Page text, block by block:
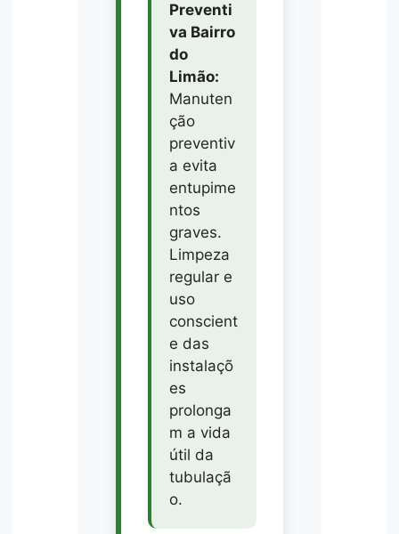
Preventi
va Bairro
do
Limão:
Manuten
ção
preventiv
a evita
entupime
ntos
graves.
Limpeza
regular e
uso
conscient
e das
instalaçõ
es
prolonga
m a vida
útil da
tubulaçã
o.